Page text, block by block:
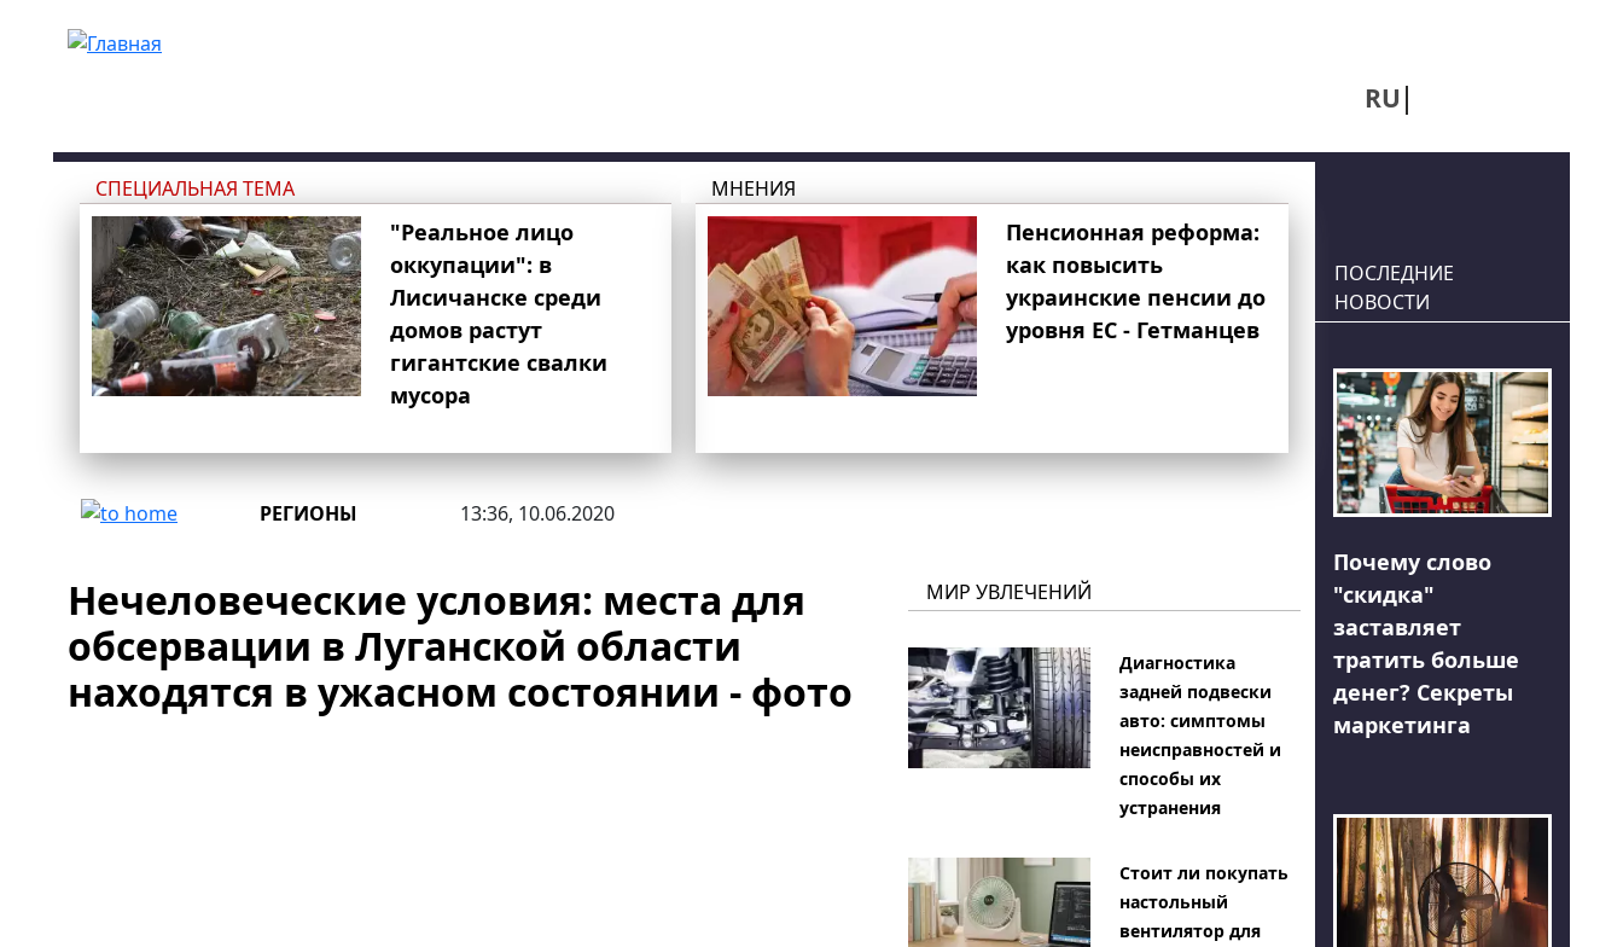
RU
СПЕЦИАЛЬНАЯ ТЕМА
"Реальное лицо
оккупации": в
Лисичанске среди
домов растут
гигантские свалки
мусора
МНЕНИЯ
Пенсионная реформа:
как повысить
украинские пенсии до
уровня ЕС - Гетманцев
РЕГИОНЫ 13:36, 10.06.2020
Нечеловеческие условия: места для
обсервации в Луганской области
находятся в ужасном состоянии - фото
МИР УВЛЕЧЕНИЙ
Диагностика
задней подвески
авто: симптомы
неисправностей и
способы их
устранения
Стоит ли покупать
настольный
вентилятор для
ПОСЛЕДНИЕ
НОВОСТИ
Почему слово
"скидка"
заставляет
тратить больше
денег? Секреты
маркетинга